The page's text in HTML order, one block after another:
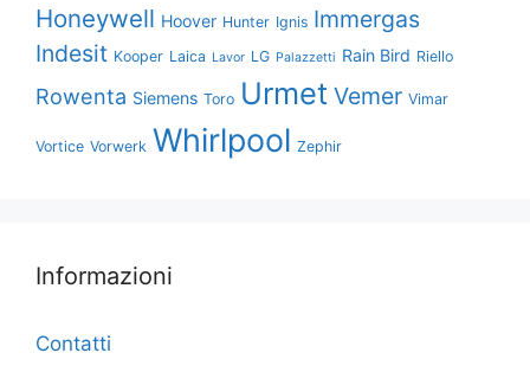
Honeywell Hoover Hunter Ignis Immergas
Indesit Kooper Laica Lavor LG Palazzetti Rain Bird Riello
Rowenta Siemens Toro Urmet Vemer Vimar
Vortice Vorwerk Whirlpool Zephir
Informazioni
Contatti